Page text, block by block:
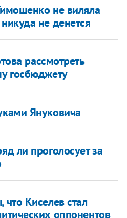
не виляла
не денется
рассмотреть
госбюджету
Януковича
ли проголосует за
Киселев стал
оппонентов